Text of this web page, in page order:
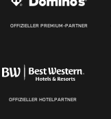
OFFIZIELLER PREMIUM-PARTNER
OFFIZIELLER HOTELPARTNER